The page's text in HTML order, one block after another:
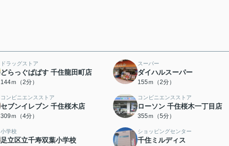
ドラッグストア
どらっぐぱぱす 千住龍田町店
144ｍ（2分）
スーパー
ダイハルスーパー
155ｍ（2分）
コンビニエンスストア
セブンイレブン 千住桜木店
309ｍ（4分）
コンビニエンスストア
ローソン 千住桜木一丁目店
355ｍ（5分）
小学校
足立区立千寿双葉小学校
ショッピングセンター
千住ミルディス